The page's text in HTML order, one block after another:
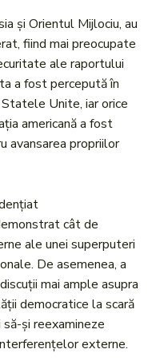
și Orientul Mijlociu, au
fiind mai preocupate
ale raportului
a fost percepută în
Unite, iar orice
americană a fost
avansarea propriilor
cât de
ale unei superputeri
De asemenea, a
mai ample asupra
democratice la scară
și reexamineze
externe.